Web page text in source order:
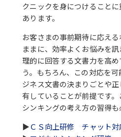
クニックを身につけること
あります。
お客さまの事前期待に応え
ままに、効率よくお悩みを
理的に回答する文書力を高
う。もちろん、この対応を
ジネス文書の決まりごとや
有していることが前提です
シンキングの考え方の習得も
▶ＣＳ向上研修 チャット対